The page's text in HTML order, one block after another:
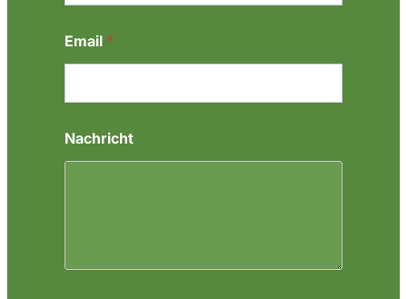
Email *
N
a
Nachricht